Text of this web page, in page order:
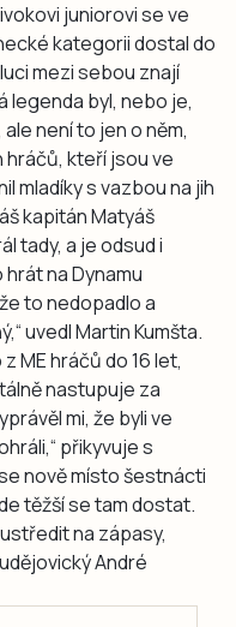
juniorovi se ve
kategorii dostal do
mezi sebou znají
legenda byl, nebo je,
není to jen o něm,
kteří jsou ve
mladíky s vazbou na jih
kapitán Matyáš
tady, a je odsud i
na Dynamu
to nedopadlo a
uvedl Martin Kumšta.
ME hráčů do 16 let,
nastupuje za
mi, že byli ve
přikyvuje s
nově místo šestnácti
těžší se tam dostat.
na zápasy,
André